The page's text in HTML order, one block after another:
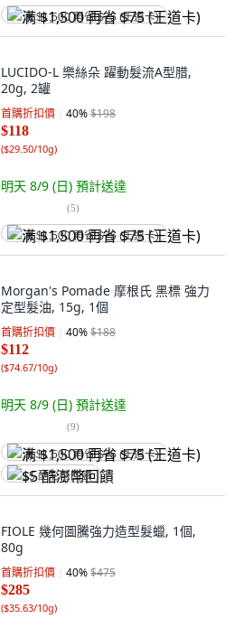
满 $1,500 再省 $75 (王道卡)
LUCIDO-L 樂絲朵 躍動髮流A型腊,
20g, 2罐
首購折扣價 40%$198
$118
($29.50/10g)
明天 8/9 (日) 預計送達
(5)
满 $1,500 再省 $75 (王道卡)
Morgan's Pomade 摩根氏 黑標 強力
定型髮油, 15g, 1個
首購折扣價 40%$188
$112
($74.67/10g)
明天 8/9 (日) 預計送達
(9)
满 $1,500 再省 $75 (王道卡)
$5 酷澎幣回饋
FIOLE 幾何圖騰強力造型髮蠟, 1個,
80g
首購折扣價 40%$475
$285
($35.63/10g)